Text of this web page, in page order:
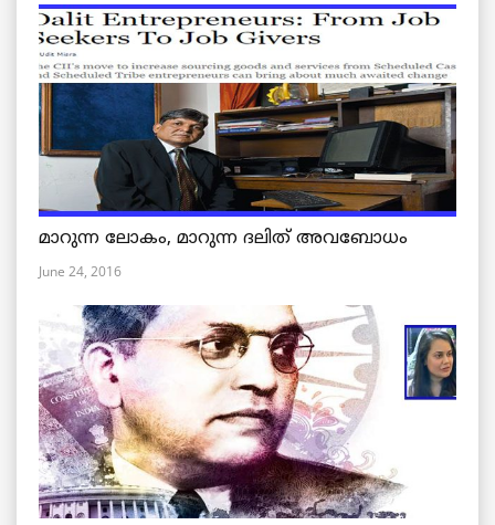
മാറുന്ന ലോകം, മാറുന്ന ദലിത് അവബോധം
June 24, 2016